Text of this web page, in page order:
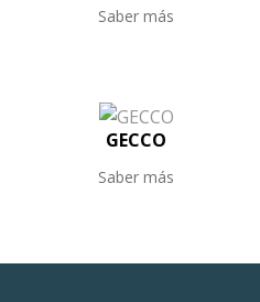
Saber más
GECCO
Saber más